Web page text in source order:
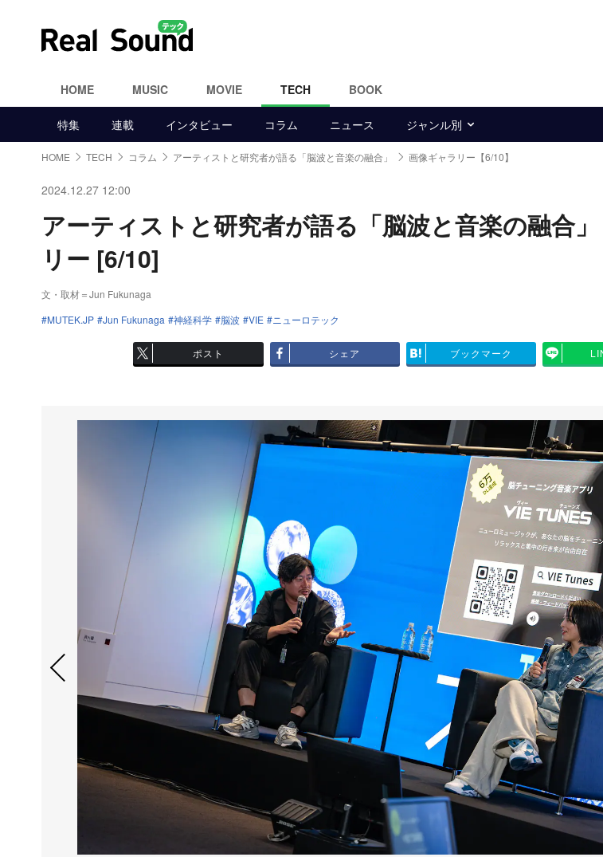
HOME MUSIC MOVIE TECH BOOK
特集 連載 インタビュー コラム ニュース ジャンル別
HOME TECH コラム アーティストと研究者が語る「脳波と音楽の融合」 画像ギャラリー【6/10】
2024.12.27 12:00
アーティストと研究者が語る「脳波と音楽の融合
リー [6/10]
文・取材＝Jun Fukunaga
MUTEK.JP
Jun Fukunaga 神経科学 脳波 VIE ニューロテック
ポスト シェア ブックマーク